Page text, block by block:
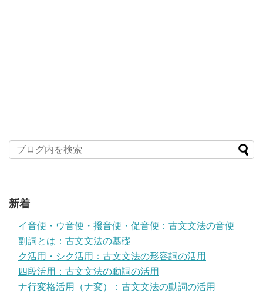
新着
イ音便・ウ音便・撥音便・促音便：古文文法の音便
副詞とは：古文文法の基礎
ク活用・シク活用：古文文法の形容詞の活用
四段活用：古文文法の動詞の活用
ナ行変格活用（ナ変）：古文文法の動詞の活用